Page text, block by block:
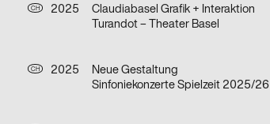
CH
2025
Claudiabasel Grafik + Interaktion
Turandot – Theater Basel
CH
2025
Neue Gestaltung
Sinfoniekonzerte Spielzeit 2025/26